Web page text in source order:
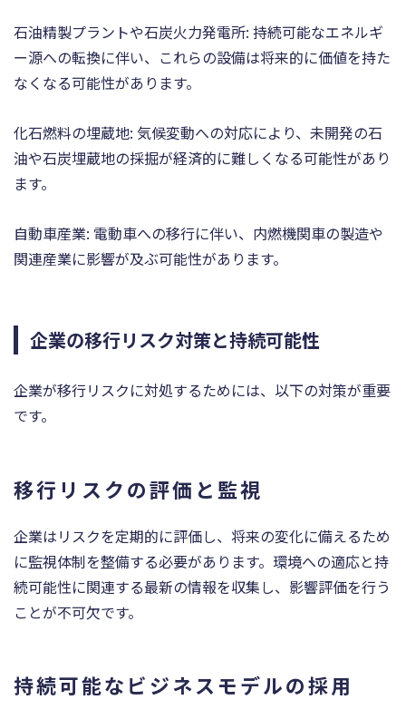
石油精製プラントや石炭火力発電所: 持続可能なエネルギ
ー源への転換に伴い、これらの設備は将来的に価値を持た
なくなる可能性があります。
化石燃料の埋蔵地: 気候変動への対応により、未開発の石
油や石炭埋蔵地の採掘が経済的に難しくなる可能性があり
ます。
自動車産業: 電動車への移行に伴い、内燃機関車の製造や
関連産業に影響が及ぶ可能性があります。
企業の移行リスク対策と持続可能性
企業が移行リスクに対処するためには、以下の対策が重要
です。
移行リスクの評価と監視
企業はリスクを定期的に評価し、将来の変化に備えるため
に監視体制を整備する必要があります。環境への適応と持
続可能性に関連する最新の情報を収集し、影響評価を行う
ことが不可欠です。
持続可能なビジネスモデルの採用